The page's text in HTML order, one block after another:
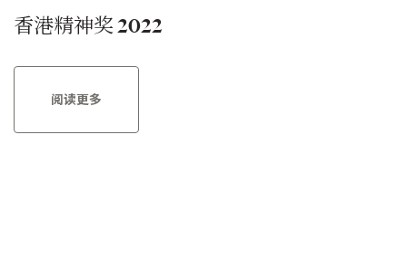
香港精神奖 2022
阅读更多